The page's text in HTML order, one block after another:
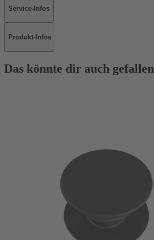
Service-Infos
Produkt-Infos
Das könnte dir auch gefallen